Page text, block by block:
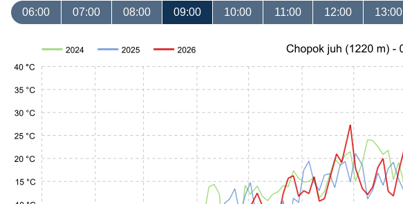
06:00 07:00 08:00 09:00 10:00 11:00 12:00 13:00